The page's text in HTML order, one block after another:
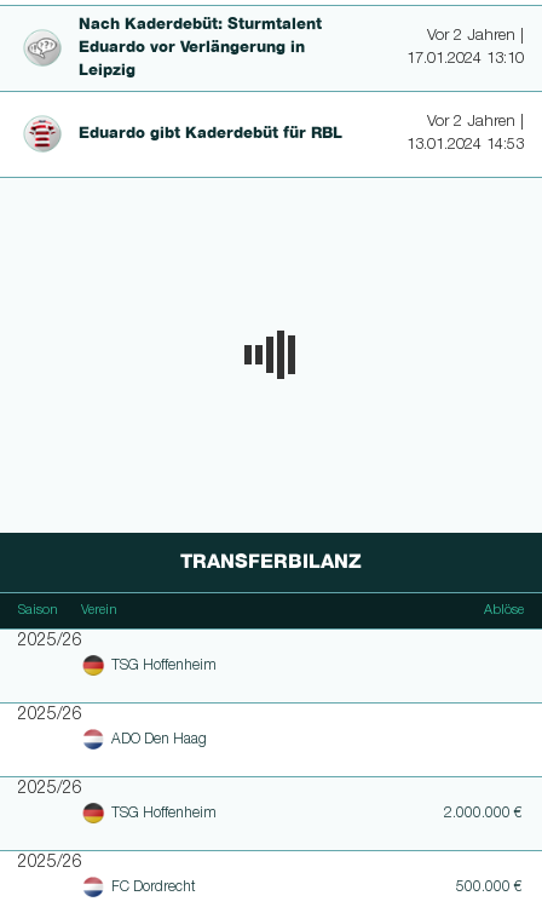
Nach Kaderdebüt: Sturmtalent
Eduardo vor Verlänge­rung in
Leipzig
Vor 2 Jahren |
17.01.2024 13:10
Eduardo gibt Kaderdebüt für RBL
Vor 2 Jahren |
13.01.2024 14:53
TRANSFERBILANZ
Saison Verein Ablöse
2025/26
TSG Hoffenheim
2025/26
ADO Den Haag
2025/26
TSG Hoffenheim 2.000.000 €
2025/26
FC Dordrecht 500.000 €